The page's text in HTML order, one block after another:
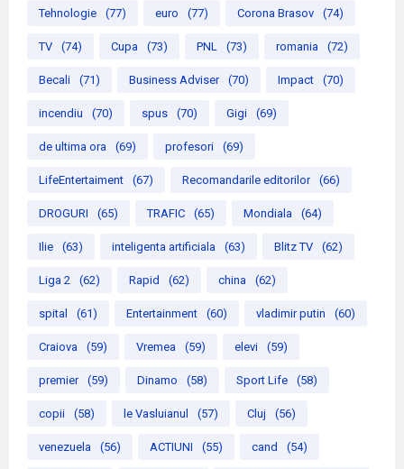
Tehnologie (77) euro (77) Corona Brasov (74)
TV (74) Cupa (73) PNL (73) romania (72)
Becali (71) Business Adviser (70) Impact (70)
incendiu (70) spus (70) Gigi (69)
de ultima ora (69) profesori (69)
LifeEntertaiment (67) Recomandarile editorilor (66)
DROGURI (65) TRAFIC (65) Mondiala (64)
Ilie (63) inteligenta artificiala (63) Blitz TV (62)
Liga 2 (62) Rapid (62) china (62)
spital (61) Entertainment (60) vladimir putin (60)
Craiova (59) Vremea (59) elevi (59)
premier (59) Dinamo (58) Sport Life (58)
copii (58) le Vasluianul (57) Cluj (56)
venezuela (56) ACTIUNI (55) cand (54)